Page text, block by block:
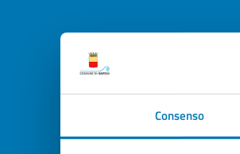
Consenso
Valuta